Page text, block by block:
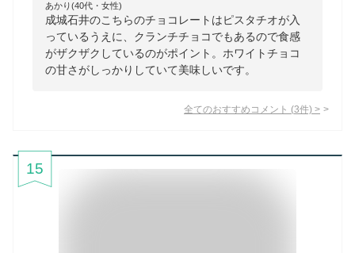
あかり(40代・女性)
成城石井のこちらのチョコレートはピスタチオが入
っているうえに、クランチチョコでもあるので食感
がザクザクしているのがポイント。ホワイトチョコ
の甘さがしっかりしていて美味しいです。
全てのおすすめコメント (3件) >
15